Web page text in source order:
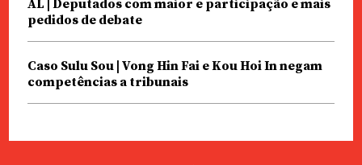
AL | Deputados com maior e participação e mais
pedidos de debate
Caso Sulu Sou | Vong Hin Fai e Kou Hoi In negam
competências a tribunais